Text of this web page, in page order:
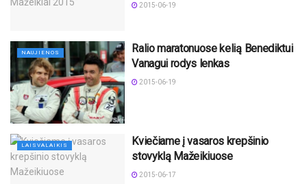
2015-06-19
NAUJIENOS
Ralio maratonuose kelią Benediktui
Vanagui rodys lenkas
2015-06-19
LAISVALAIKIS
Kviečiame į vasaros krepšinio
stovyklą Mažeikiuose
2015-06-17